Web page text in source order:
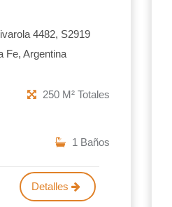
4482, S2919
Fe, Argentina
250 M² Totales
1 Baños
Detalles